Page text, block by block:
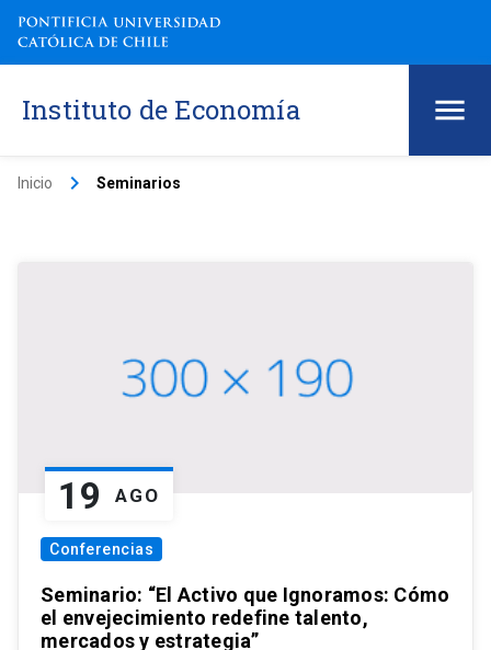
Instituto de Economía
Inicio keyboard_arrow_right Seminarios
19 AGO
Conferencias
Seminario: “El Activo que Ignoramos: Cómo
el envejecimiento redefine talento,
mercados y estrategia”